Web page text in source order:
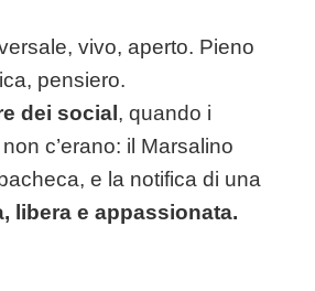
vivo, aperto. Pieno
pensiero.
dei social, quando i
c’erano: il Marsalino
e la notifica di una
libera e appassionata.